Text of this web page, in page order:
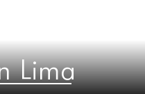
Lima